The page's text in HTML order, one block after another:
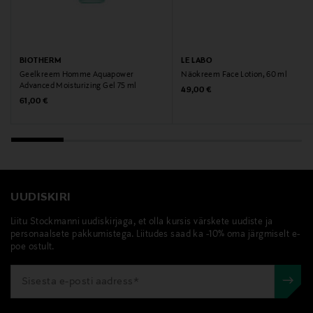
Digitaalne aadress
csfinland@fi.estee.com
Märksõnad
BIOTHERM
Geelkreem Homme Aquapower
Advanced Moisturizing Gel 75 ml
Original Price
61,00 €
LE LABO
Näokreem Face Lotion, 60 ml
Original Price
49,00 €
UUDISKIRI
Liitu Stockmanni uudiskirjaga, et olla kursis värskete uudiste ja
personaalsete pakkumistega. Liitudes saad ka -10% oma järgmiselt e-
poe ostult.